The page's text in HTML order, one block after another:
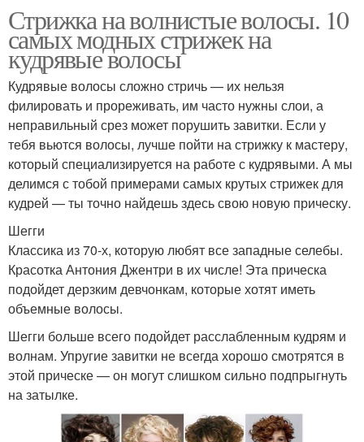
Стрижка на волнистые волосы. 10
самых модных стрижек на
кудрявые волосы
Кудрявые волосы сложно стричь — их нельзя
филировать и прореживать, им часто нужны слои, а
неправильный срез может порушить завитки. Если у
тебя вьются волосы, лучше пойти на стрижку к мастеру,
который специализируется на работе с кудрявыми. А мы
делимся с тобой примерами самых крутых стрижек для
кудрей — ты точно найдешь здесь свою новую прическу.
Шегги
Классика из 70-х, которую любят все западные селебы.
Красотка Антония Джентри в их числе! Эта прическа
подойдет дерзким девчонкам, которые хотят иметь
объемные волосы.
Шегги больше всего подойдет расслабленным кудрям и
волнам. Упругие завитки не всегда хорошо смотрятся в
этой прическе — он могут слишком сильно подпрыгнуть
на затылке.